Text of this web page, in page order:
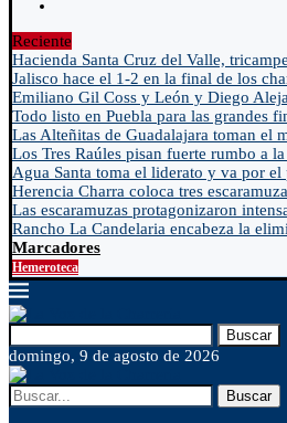
Reciente
Hacienda Santa Cruz del Valle,
Jalisco hace el 1-2 en la final de los
Emiliano Gil Coss y León y Diego
Todo listo en Puebla para las grandes
Las Alteñitas de Guadalajara toman el
Los Tres Raúles pisan fuerte rumbo a
Agua Santa toma el liderato y va por
Herencia Charra coloca tres
Las escaramuzas protagonizaron
Rancho La Candelaria encabeza la
Marcadores
Hemeroteca
Buscar
domingo, 9 de agosto de 2026
Buscar